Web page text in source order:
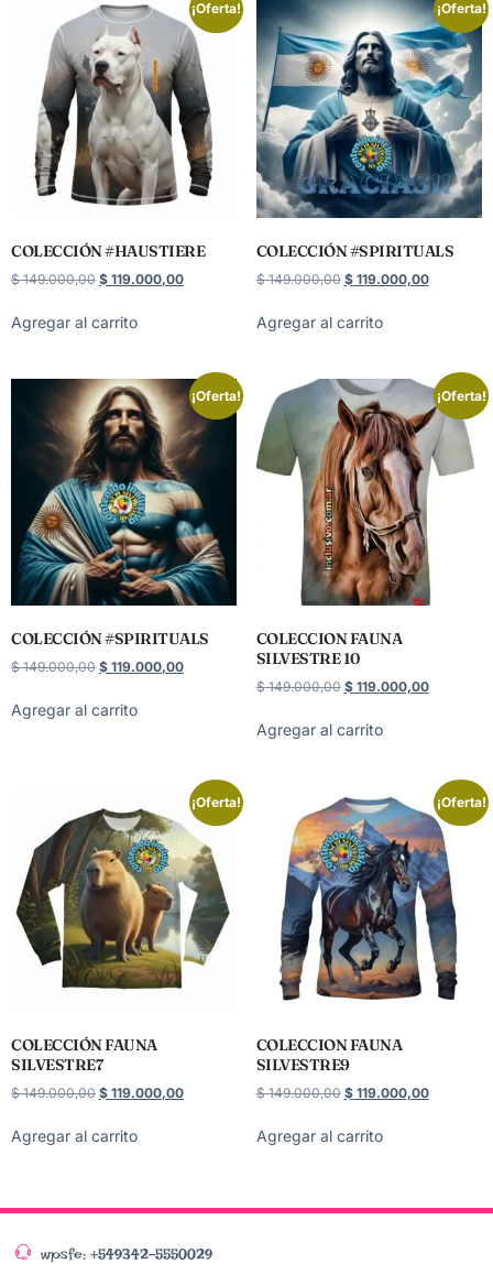
¡Oferta!
COLECCIÓN #HAUSTIERE
$149.000,00 $ 119.000,00
Agregar al carrito
¡Oferta!
COLECCIÓN #SPIRITUALS
$149.000,00 $119.000,00
Agregar al carrito
¡Oferta!
COLECCIÓN #SPIRITUALS
$149.000,00 $ 119.000,00
Agregar al carrito
¡Oferta!
COLECCION FAUNA
SILVESTRE 10
$149.000,00 $119.000,00
Agregar al carrito
¡Oferta!
COLECCIÓN FAUNA
SILVESTRE7
$149.000,00 $ 119.000,00
Agregar al carrito
¡Oferta!
COLECCION FAUNA
SILVESTRE9
$149.000,00 $119.000,00
Agregar al carrito
wpsfe: +549342-5550029